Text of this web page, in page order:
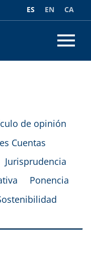
CA
EN
ES
de opinión
Cuentas
Jurisprudencia
Ponencia